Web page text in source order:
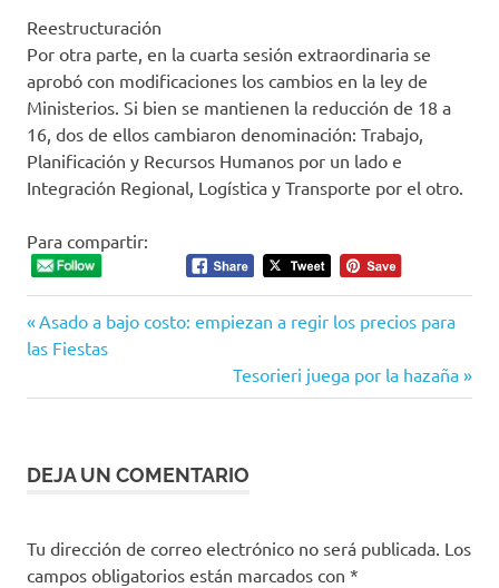
Reestructuración
Por otra parte, en la cuarta sesión extraordinaria se
aprobó con modificaciones los cambios en la ley de
Ministerios. Si bien se mantienen la reducción de 18 a
16, dos de ellos cambiaron denominación: Trabajo,
Planificación y Recursos Humanos por un lado e
Integración Regional, Logística y Transporte por el otro.
Para compartir:
Navegación
Entrada
anterior:
Asado a bajo costo: empiezan a regir los precios para
las Fiestas
Siguiente
entrada:
Tesorieri juega por la hazaña
DEJA UN COMENTARIO
Tu dirección de correo electrónico no será publicada. Los
campos obligatorios están marcados con *